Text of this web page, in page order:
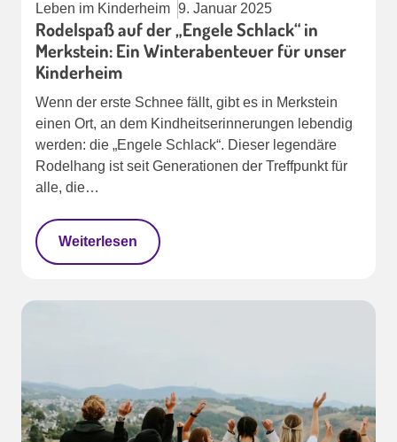
Leben im Kinderheim 9. Januar 2025
Rodelspaß auf der „Engele Schlack“ in
Merkstein: Ein Winterabenteuer für unser
Kinderheim
Wenn der erste Schnee fällt, gibt es in Merkstein
einen Ort, an dem Kindheitserinnerungen lebendig
werden: die „Engele Schlack“. Dieser legendäre
Rodelhang ist seit Generationen der Treffpunkt für
alle, die…
Weiterlesen